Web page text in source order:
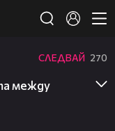
СЛЕДВАЙ 270
между